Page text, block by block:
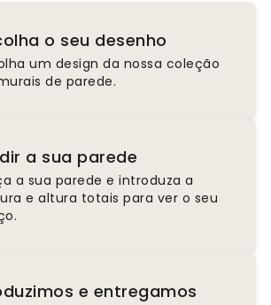
o seu desenho
um design da nossa coleção
de parede.
a sua parede
a sua parede e introduza a
e altura totais para ver o seu
e entregamos